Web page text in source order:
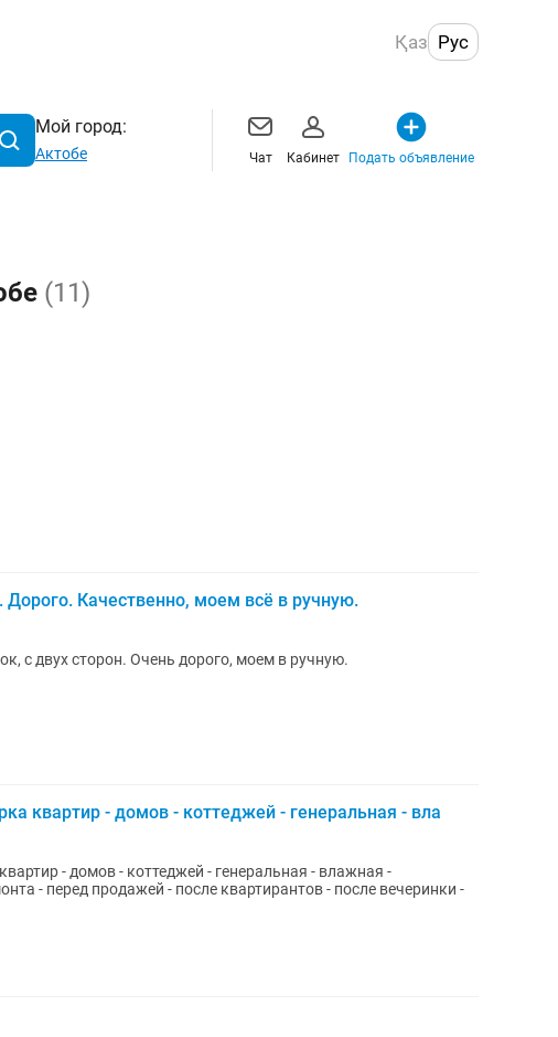
Қаз Рус
Мой город:
Актобе Чат Кабинет Подать объявление
(11)
Дорого. Качественно, моем всё в ручную.
с двух сторон. Очень дорого, моем в ручную.
квартир - домов - коттеджей - генеральная - вла
- домов - коттеджей - генеральная - влажная -
- перед продажей - после квартирантов - после вечеринки -